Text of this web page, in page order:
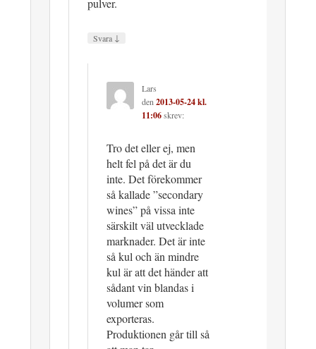
Svara ↓
Lars
den 2013-05-24 kl.
11:06skrev:
Tro det eller ej, men
helt fel på det är du
inte. Det förekommer
så kallade ”secondary
wines” på vissa inte
särskilt väl utvecklade
marknader. Det är inte
så kul och än mindre
kul är att det händer att
sådant vin blandas i
volumer som
exporteras.
Produktionen går till så